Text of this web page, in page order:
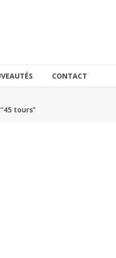
CONTACT
tours”